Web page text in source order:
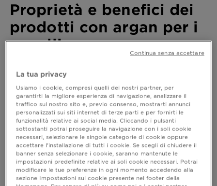
Proprietà e benefici dei
prodotti con argan per i
capelli
L'olio di argan, estratto dai semi dell'albero di argan,
è noto per le sue proprietà nutritive e idratanti che
apportano numerosi benefici. In questo articolo,
esploreremo come l'utilizzo diprodotti per capelli
arricchiti con argan possa contribuire a migliorare il
benessere e l'aspetto dei capelli e ad affrontare una
vasta gamma di esigenze delle chiome.
Cos’è l’argan e perché viene usato nei
La tua privacy
Usiamo i cookie, compresi quelli dei nostri partner, per
garantirti la migliore esperienza di navigazione, analizzare il
traffico sul nostro sito e, previo consenso, mostrarti annunci
personalizzati sui siti internet di terze parti e per fornirti le
funzionalità relative ai social media. Cliccando i pulsanti
sottostanti potrai proseguire la navigazione con i soli cookie
necessari, selezionare le singole categorie di cookie oppure
accettare l’installazione di tutti i cookie. Se scegli di chiudere il
banner senza selezionare i cookie, saranno mantenute le
impostazioni predefinite relative ai soli cookie necessari. Potrai
modificare le tue preferenze in ogni momento accedendo alla
sezione Impostazioni sui cookie presente nel footer della
Continua senza accettare